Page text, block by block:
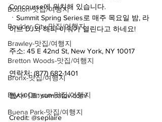
Boston-맛집/여행지
Boulder City-맛집/여행지
Brawley-맛집/여행지
Bretton Woods-맛집/여행지
Bronx-맛집/여행지
Bryce Canyon-맛집/여행지
Buena Park-맛집/여행지
Concourse에 위치해 있습니다.
ㆍSummit Spring Series로 매주 목요일 밤, 라
이브 DJ와 해피 아워가 열린다고 하네요!
주소: 45 E 42nd St, New York, NY 10017
연락처: (877) 682-1401
웹사이트: summitov.com/
Credit: @seplaire